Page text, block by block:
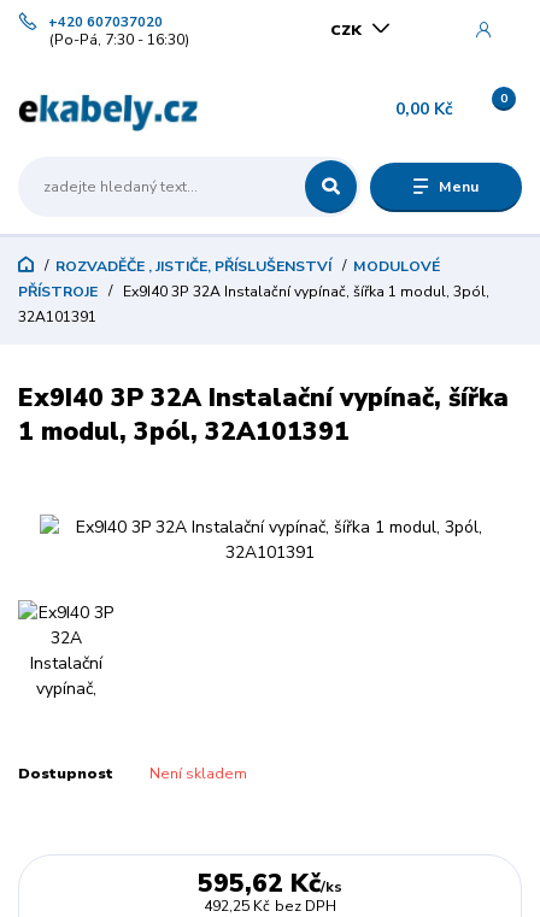
Menu
CZK
+420 607037020
(Po-Pá, 7:30 - 16:30)
0
0,00 Kč
ROZVADĚČE , JISTIČE, PŘÍSLUŠENSTVÍ
MODULOVÉ
PŘÍSTROJE
Ex9I40 3P 32A Instalační vypínač, šířka 1 modul, 3pól,
32A101391
Ex9I40 3P 32A Instalační vypínač, šířka
1 modul, 3pól, 32A101391
Dostupnost Není skladem
595,62 Kč/ks
492,25 Kč bez DPH